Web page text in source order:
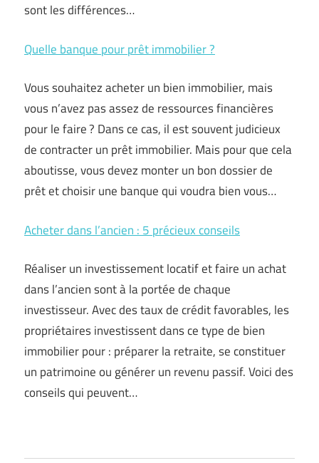
sont les différences…
Quelle banque pour prêt immobilier ?
Vous souhaitez acheter un bien immobilier, mais
vous n’avez pas assez de ressources financières
pour le faire ? Dans ce cas, il est souvent judicieux
de contracter un prêt immobilier. Mais pour que cela
aboutisse, vous devez monter un bon dossier de
prêt et choisir une banque qui voudra bien vous…
Acheter dans l’ancien : 5 précieux conseils
Réaliser un investissement locatif et faire un achat
dans l’ancien sont à la portée de chaque
investisseur. Avec des taux de crédit favorables, les
propriétaires investissent dans ce type de bien
immobilier pour : préparer la retraite, se constituer
un patrimoine ou générer un revenu passif. Voici des
conseils qui peuvent…